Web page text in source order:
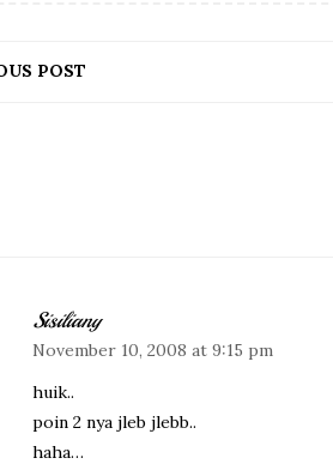
POST
Sisiliany
November 10, 2008 at 9:15 pm
huik..
poin 2 nya jleb jlebb..
haha…